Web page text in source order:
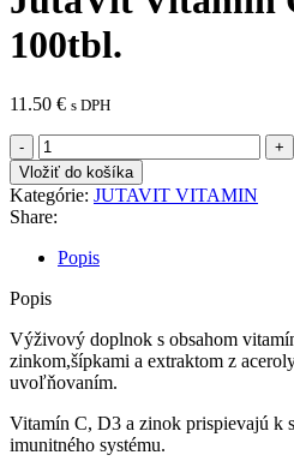
100tbl.
11.50 € s DPH
množstvo
JutaVit
Vitamín
C
1500
mg
100tbl.
Vložiť do košíka
Kategórie: JUTAVIT VITAMIN
Share:
Popis
Popis
Výživový doplnok s obsahom
zinkom,šípkami a extraktom z
uvoľňovaním.
Vitamín C, D3 a zinok prispievajú k
imunitného systému.